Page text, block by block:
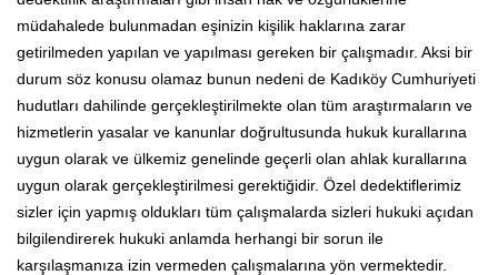
müdahalede bulunmadan eşinizin kişilik haklarına zarar
getirilmeden yapılan ve yapılması gereken bir çalışmadır. Aksi bir
durum söz konusu olamaz bunun nedeni de Kadıköy Cumhuriyeti
hudutları dahilinde gerçekleştirilmekte olan tüm araştırmaların ve
hizmetlerin yasalar ve kanunlar doğrultusunda hukuk kurallarına
uygun olarak ve ülkemiz genelinde geçerli olan ahlak kurallarına
uygun olarak gerçekleştirilmesi gerektiğidir. Özel dedektiflerimiz
sizler için yapmış oldukları tüm çalışmalarda sizleri hukuki açıdan
bilgilendirerek hukuki anlamda herhangi bir sorun ile
karşılaşmanıza izin vermeden çalışmalarına yön vermektedir.